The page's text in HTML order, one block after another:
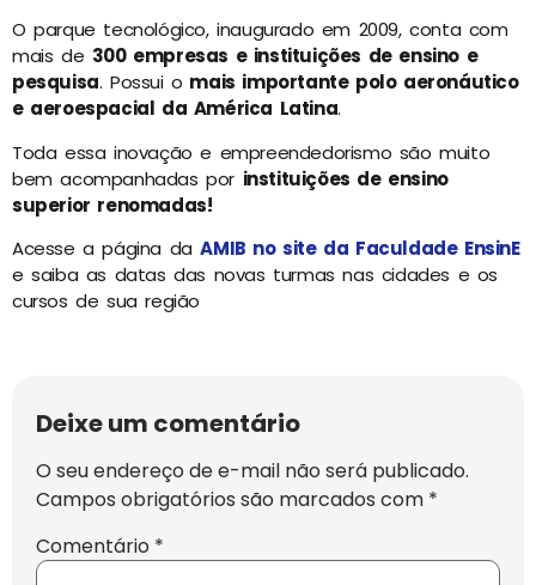
O parque tecnológico, inaugurado em 2009, conta com
mais de 300 empresas e instituições de ensino e
pesquisa. Possui o mais importante polo aeronáutico
e aeroespacial da América Latina.
Toda essa inovação e empreendedorismo são muito
bem acompanhadas por instituições de ensino
superior renomadas!
Acesse a página daAMIB no site da Faculdade EnsinE
e saiba as datas das novas turmas nas cidades e os
cursos de sua região
Deixe um comentário
O seu endereço de e-mail não será publicado.
Campos obrigatórios são marcados com *
Comentário *